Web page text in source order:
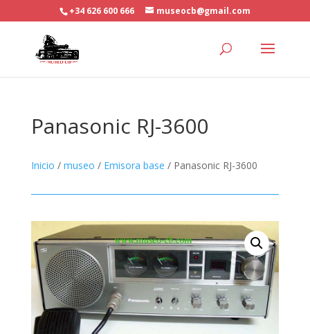
+34 626 600 666 museocb@gmail.com
Panasonic RJ-3600
Inicio / museo / Emisora base / Panasonic RJ-3600